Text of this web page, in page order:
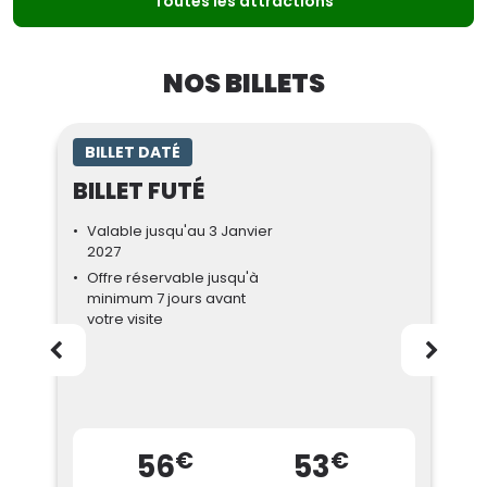
NOS BILLETS
BILLET DATÉ
BILLET FUTÉ
Valable jusqu'au 3 Janvier
2027
Offre réservable jusqu'à
minimum 7 jours avant
votre visite
56€ 53€